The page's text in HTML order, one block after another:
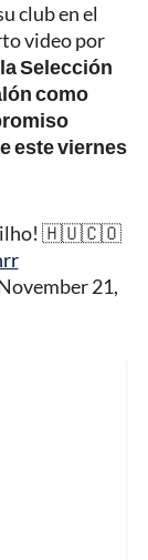
club en el
video por
Selección
como
este viernes
🇭🇺🇨🇴
21,